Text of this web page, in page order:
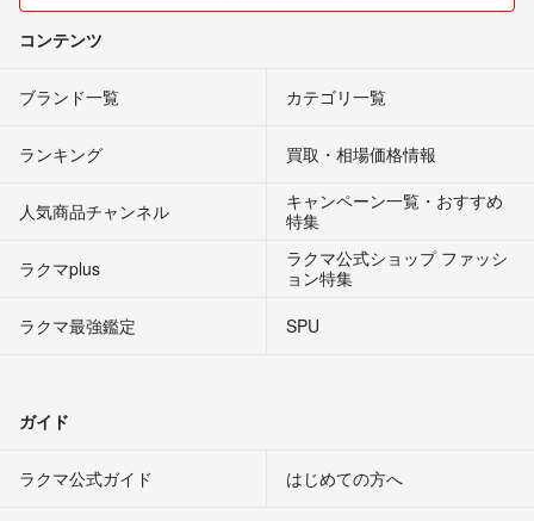
コンテンツ
ブランド一覧 カテゴリ一覧
ランキング 買取・相場価格情報
人気商品チャンネル
キャンペーン一覧・おすすめ
特集
ラクマplus
ラクマ公式ショップ ファッシ
ョン特集
ラクマ最強鑑定
SPU
ガイド
ラクマ公式ガイド はじめての方へ